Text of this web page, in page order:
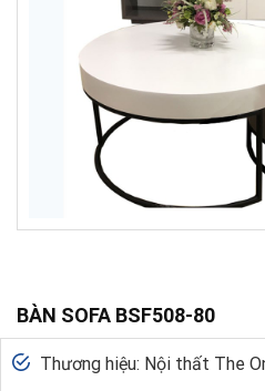
BÀN SOFA BSF508-80
Thương hiệu: Nội thất The